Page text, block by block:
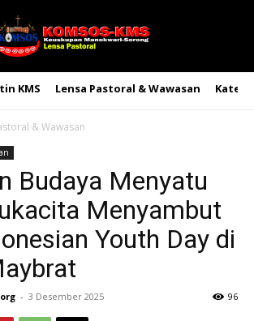
KMS Lensa Pastoral & Wawasan
& Wawasan
Budaya Menyatu
Menyambut
Youth Day di
- 3 Desember 2025 96